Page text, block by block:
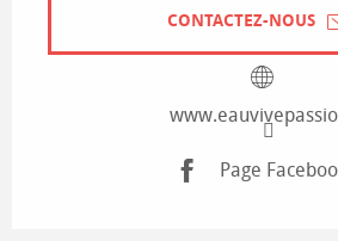
CONTACTEZ-NOUS
Page